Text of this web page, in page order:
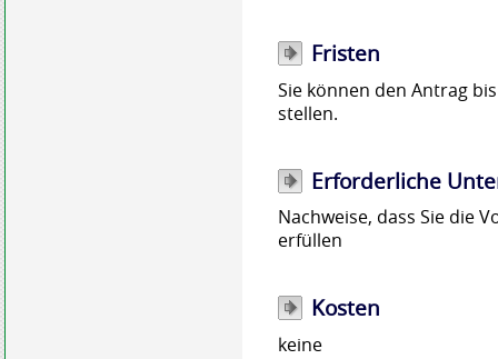
Fristen
Sie können den Antrag
stellen.
Erforderliche
Nachweise, dass Sie die
erfüllen
Kosten
keine